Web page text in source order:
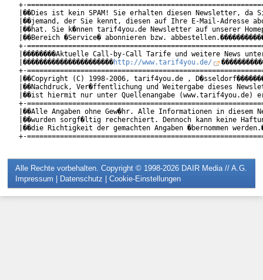
+-
|��Dies ist kein SPAM! Sie erhalten diesen Newsletter, da
|��jemand, der Sie kennt, diesen auf Ihre E-Mail-Adresse
|��hat. Sie k�nnen tarif4you.de Newsletter auf unserer
|��Bereich �Service� abonnieren bzw.
+-
|��������Aktuelle Call-by-Call Tarife und weitere News
|����������������������http://www.tarif4you.de/
+-
|��Copyright (C) 1998-2006, tarif4you.de ,
|��Nachdruck, Ver�ffentlichung und Weitergabe dieses
|��ist hiermit nur unter Quellenangabe (www.tarif4you.de)
+-
|��Alle Angaben ohne Gew�hr. Alle Informationen in diesem
|��wurden sorgf�ltig recherchiert. Dennoch kann keine
|��die Richtigkeit der gemachten Angaben �bernommen
Alle Rechte vorbehalten. Copyright © 1998-2026 DAIR Media // A.G.
Impressum | Datenschutz | Cookie-Einstellungen